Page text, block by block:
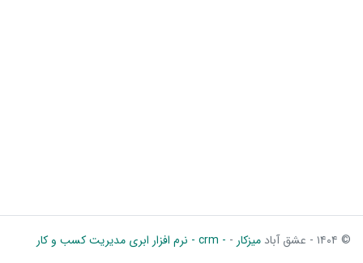
© ۱۴۰۴ - عشق آباد میزکار - - crm - نرم افزار ابری مدیریت کسب و کار